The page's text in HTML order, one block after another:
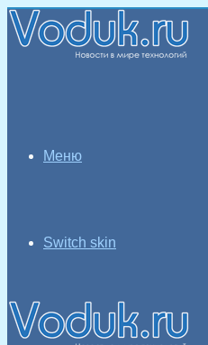
Меню
Switch skin